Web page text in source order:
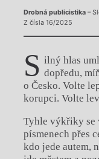
Drobná publicistika–
Z čísla 16/2025
S ilný hlas
dopředu,
o Česko. Volte
korupci. Volte
Tyhle výkřiky se
písmenech přes
kdo jede autem,